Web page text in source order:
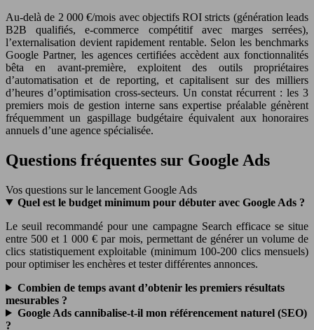
Au-delà de 2 000 €/mois avec objectifs ROI stricts (génération leads
B2B qualifiés, e-commerce compétitif avec marges serrées),
l’externalisation devient rapidement rentable. Selon les benchmarks
Google Partner, les agences certifiées accèdent aux fonctionnalités
bêta en avant-première, exploitent des outils propriétaires
d’automatisation et de reporting, et capitalisent sur des milliers
d’heures d’optimisation cross-secteurs. Un constat récurrent : les 3
premiers mois de gestion interne sans expertise préalable génèrent
fréquemment un gaspillage budgétaire équivalent aux honoraires
annuels d’une agence spécialisée.
Questions fréquentes sur Google Ads
Vos questions sur le lancement Google Ads
Quel est le budget minimum pour débuter avec Google Ads ?
Le seuil recommandé pour une campagne Search efficace se situe
entre 500 et 1 000 € par mois, permettant de générer un volume de
clics statistiquement exploitable (minimum 100-200 clics mensuels)
pour optimiser les enchères et tester différentes annonces.
Combien de temps avant d’obtenir les premiers résultats
mesurables ?
Google Ads cannibalise-t-il mon référencement naturel (SEO)
?